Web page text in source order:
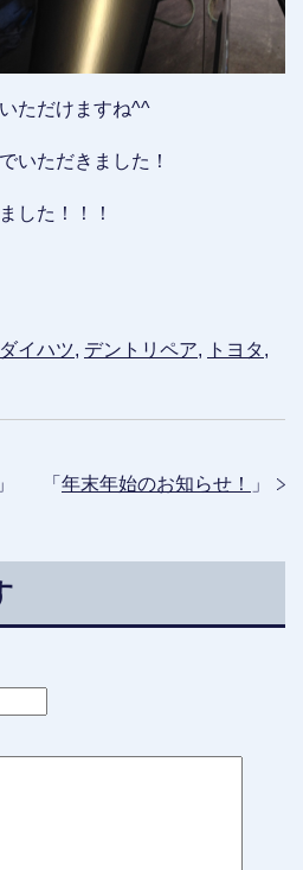
ただけますね^^
いただきました！
した！！！
ダイハツ, デントリペア, トヨタ,
「 年末年始のお知らせ！ 」
」